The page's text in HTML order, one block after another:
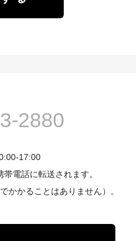
2880
17:00
電話に転送されます。
かかることはありません）。